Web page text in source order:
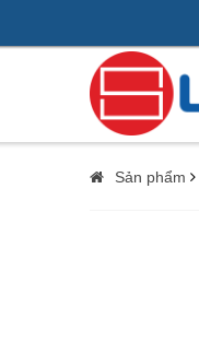
Sản phẩm